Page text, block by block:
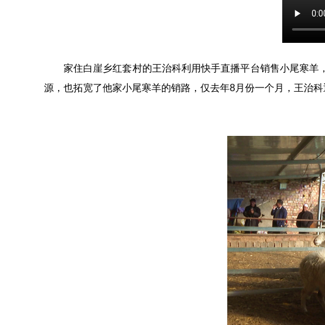
家住白崖乡红套村的王治科利用快手直播平台销售小尾寒羊
源，也拓宽了他家小尾寒羊的销路，仅去年8月份一个月，王治